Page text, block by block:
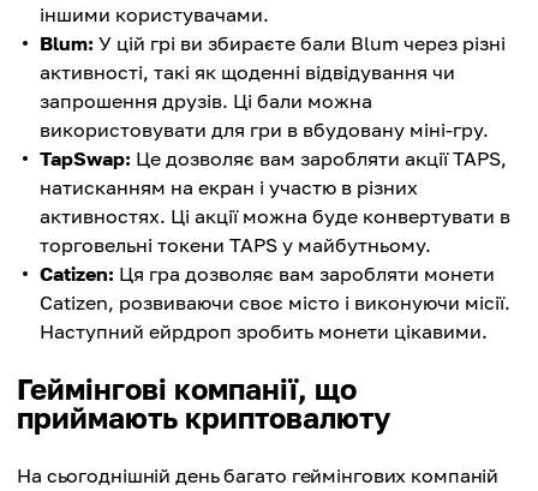
іншими користувачами.
Blum: У цій грі ви збираєте бали Blum через різні
активності, такі як щоденні відвідування чи
запрошення друзів. Ці бали можна
використовувати для гри в вбудовану міні-гру.
TapSwap: Це дозволяє вам заробляти акції TAPS,
натисканням на екран і участю в різних
активностях. Ці акції можна буде конвертувати в
торговельні токени TAPS у майбутньому.
Catizen: Ця гра дозволяє вам заробляти монети
Catizen, розвиваючи своє місто і виконуючи місії.
Наступний ейрдроп зробить монети цікавими.
Геймінгові компанії, що
приймають криптовалюту
На сьогоднішній день багато геймінгових компаній